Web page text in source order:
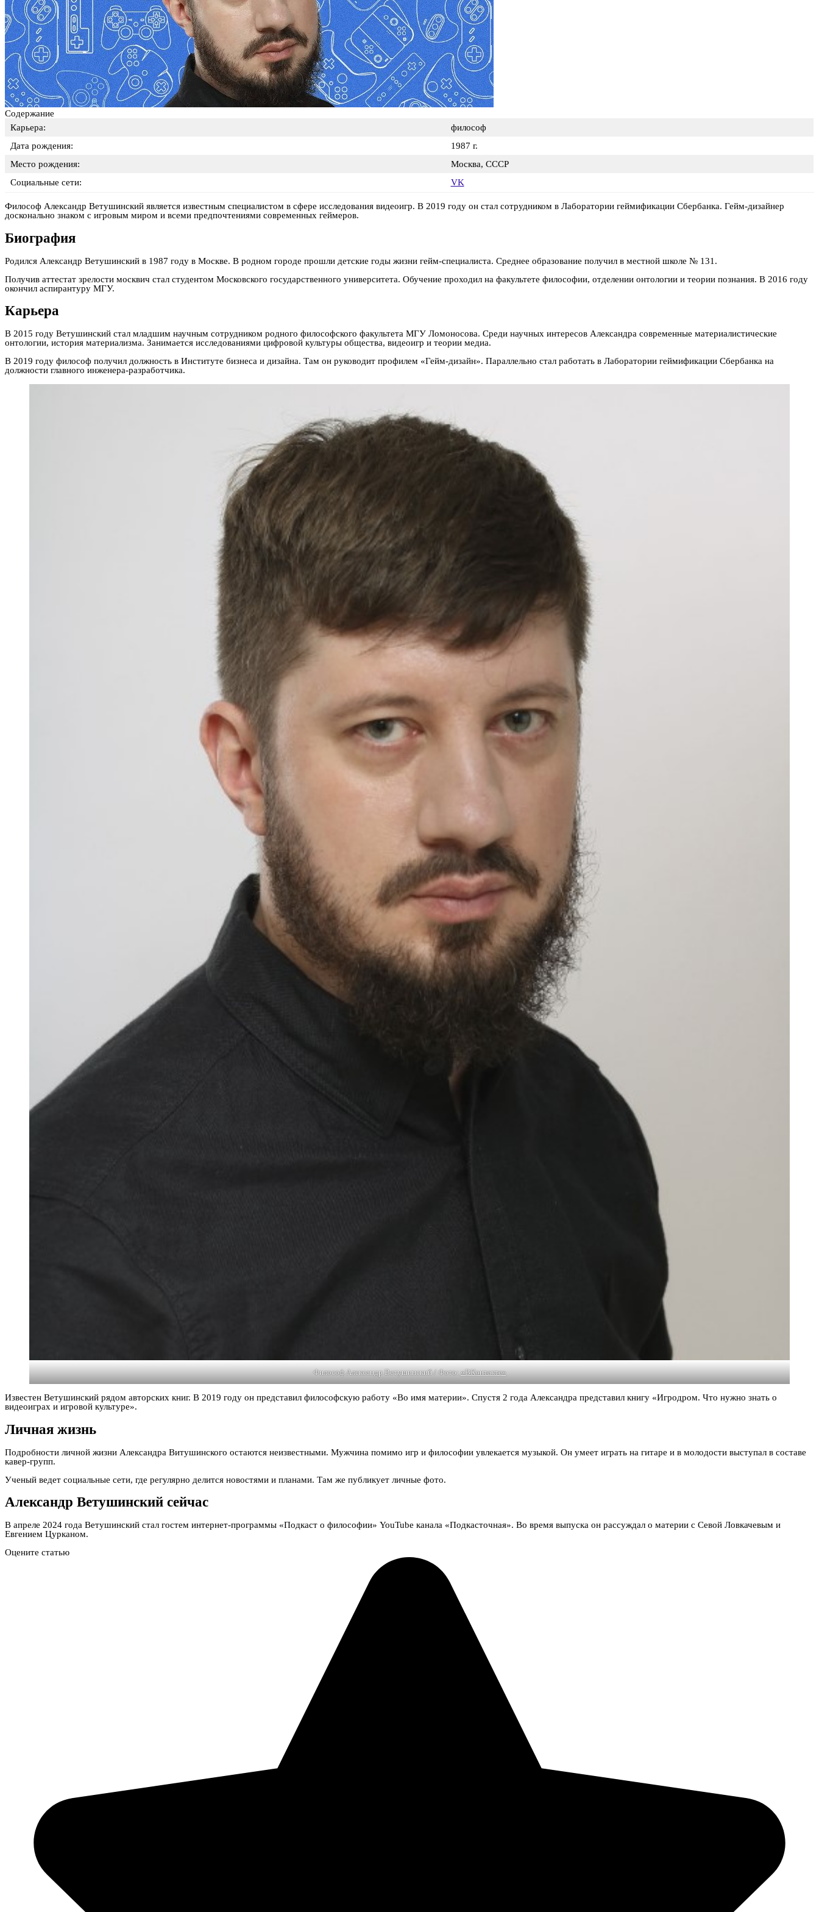
Содержание
Карьера:
философ
Дата рождения:
1987 г.
Место рождения:
Москва, СССР
Социальные сети:
VK
Философ Александр Ветушинский является известным специалистом в сфере исследования видеоигр. В 2019 году он стал сотрудником в Лаборатории геймификации Сбербанка. Гейм-дизайнер
досконально знаком с игровым миром и всеми предпочтениями современных геймеров.
Биография
Родился Александр Ветушинский в 1987 году в Москве. В родном городе прошли детские годы жизни гейм-специалиста. Среднее образование получил в местной школе № 131.
Получив аттестат зрелости москвич стал студентом Московского государственного университета. Обучение проходил на факультете философии, отделении онтологии и теории познания. В 2016 году
окончил аспирантуру МГУ.
Карьера
В 2015 году Ветушинский стал младшим научным сотрудником родного философского факультета МГУ Ломоносова. Среди научных интересов Александра современные материалистические
онтологии, история материализма. Занимается исследованиями цифровой культуры общества, видеоигр и теории медиа.
В 2019 году философ получил должность в Институте бизнеса и дизайна. Там он руководит профилем «Гейм-дизайн». Параллельно стал работать в Лаборатории геймификации Сбербанка на
должности главного инженера-разработчика.
Философ Александр Ветушинский / Фото:«ВКонтакте»
Известен Ветушинский рядом авторских книг. В 2019 году он представил философскую работу «Во имя материи». Спустя 2 года Александра представил книгу «Игродром. Что нужно знать о
видеоиграх и игровой культуре».
Личная жизнь
Подробности личной жизни Александра Витушинского остаются неизвестными. Мужчина помимо игр и философии увлекается музыкой. Он умеет играть на гитаре и в молодости выступал в составе
кавер-групп.
Ученый ведет социальные сети, где регулярно делится новостями и планами. Там же публикует личные фото.
Александр Ветушинский сейчас
В апреле 2024 года Ветушинский стал гостем интернет-программы «Подкаст о философии» YouTube канала «Подкасточная». Во время выпуска он рассуждал о материи с Севой Ловкачевым и
Евгением Цурканом.
Оцените статью